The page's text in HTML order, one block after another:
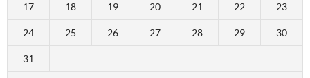
17 18 19 20 21 22 23
24 25 26 27 28 29 30
31